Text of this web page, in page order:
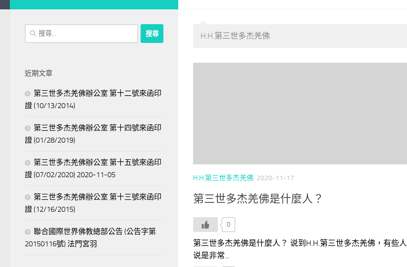
H.H.第三世多杰羌佛
H.H.第三世多杰羌佛 2020-11-17
第三世多杰羌佛是什麼人？
0
第三世多杰羌佛是什麼人？ 说到H.H.第三世多杰羌佛，有些人
说是非常...
搜
尋
字:
近期文章
第三世多杰羌佛辦公室 第十二號來函印
證 (10/13/2014)
第三世多杰羌佛辦公室 第十四號來函印
證 (01/28/2019)
第三世多杰羌佛辦公室 第十五號來函印
證 (07/02/2020) 2020-11-05
第三世多杰羌佛辦公室 第十三號來函印
證 (12/16/2015)
聯合國際世界佛教總部公告 (公告字第
20150116號) 法門宮羽